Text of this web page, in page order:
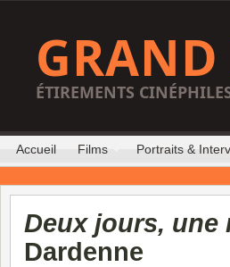
GRAND
ÉTIREMENTS
Accueil Films Portraits &
Deux jours, une
Dardenne